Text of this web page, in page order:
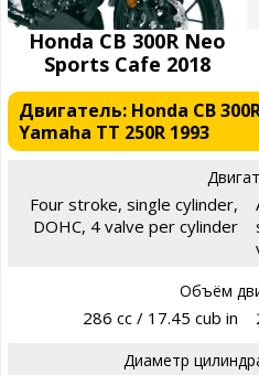
Honda CB 300R Neo
Sports Cafe 2018
Двигатель: Honda CB
Yamaha TT 250R 1993
Four stroke, single cylinder,
DOHC, 4 valve per cylinder
Объём
286 cc / 17.45 cub in
Диаметр